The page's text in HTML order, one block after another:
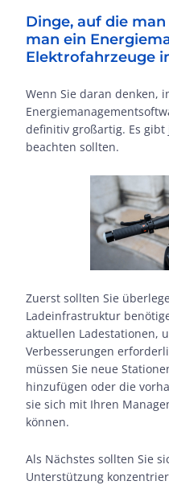
Dinge, auf die
man ein
Elektrofahrzeuge
Wenn Sie daran denken,
definitiv großartig. Es gibt
beachten sollten.
Zuerst sollten Sie
Ladeinfrastruktur
aktuellen Ladestationen,
Verbesserungen
müssen Sie neue
hinzufügen oder die
sie sich mit Ihren
können.
Als Nächstes sollten Sie
Unterstützung